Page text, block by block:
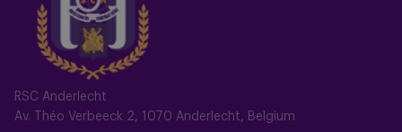
RSC Anderlecht
Av. Théo Verbeeck 2, 1070 Anderlecht, Belgium